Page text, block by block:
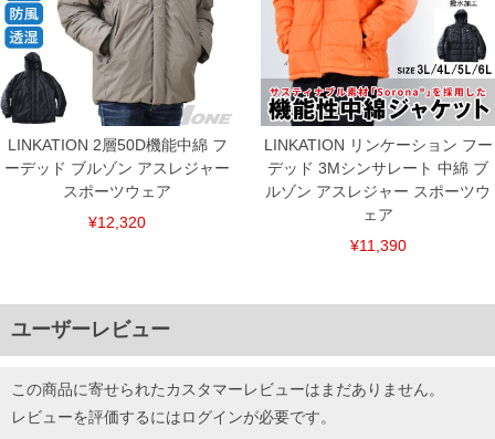
LINKATION 2層50D機能中綿 フ
ーデッド ブルゾン アスレジャー
スポーツウェア
¥12,320
LINKATION リンケーション フー
デッド 3Mシンサレート 中綿 ブ
ルゾン アスレジャー スポーツウ
ェア
¥11,390
ユーザーレビュー
この商品に寄せられたカスタマーレビューはまだありません。
レビューを評価するにはログインが必要です。